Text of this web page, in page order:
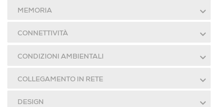
MEMORIA
CONNETTIVITÀ
CONDIZIONI AMBIENTALI
COLLEGAMENTO IN RETE
DESIGN